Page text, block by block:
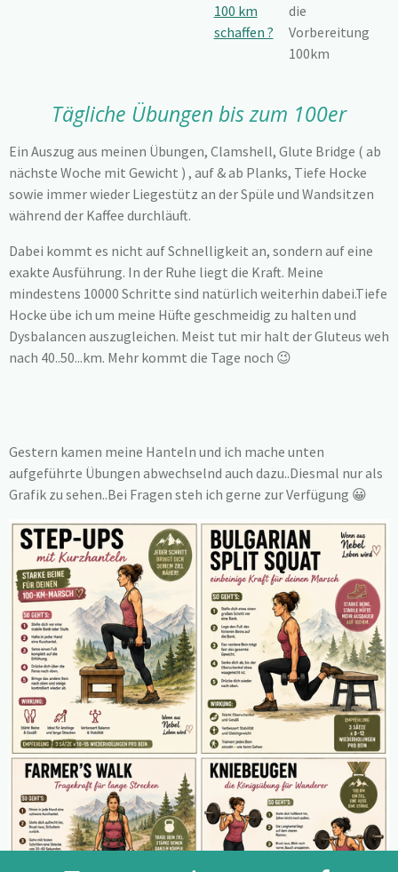
100 km
schaffen ?
die
Vorbereitung
100km
Tägliche Übungen bis zum 100er
Ein Auszug aus meinen Übungen, Clamshell, Glute Bridge ( ab
nächste Woche mit Gewicht ) , auf & ab Planks, Tiefe Hocke
sowie immer wieder Liegestütz an der Spüle und Wandsitzen
während der Kaffee durchläuft.
Dabei kommt es nicht auf Schnelligkeit an, sondern auf eine
exakte Ausführung. In der Ruhe liegt die Kraft. Meine
mindestens 10000 Schritte sind natürlich weiterhin dabei.Tiefe
Hocke übe ich um meine Hüfte geschmeidig zu halten und
Dysbalancen auszugleichen. Meist tut mir halt der Gluteus weh
nach 40..50...km. Mehr kommt die Tage noch 😉
Gestern kamen meine Hanteln und ich mache unten
aufgeführte Übungen abwechselnd auch dazu..Diesmal nur als
Grafik zu sehen..Bei Fragen steh ich gerne zur Verfügung 😀